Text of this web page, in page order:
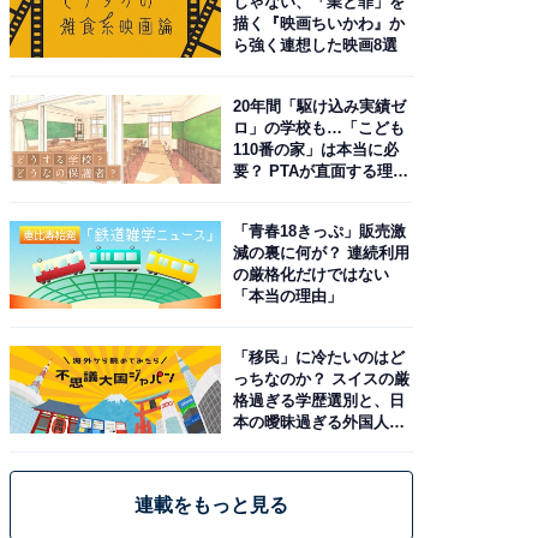
描く『映画ちいかわ』か
ら強く連想した映画8選
20年間「駆け込み実績ゼ
ロ」の学校も…「こども
110番の家」は本当に必
要？ PTAが直面する理想
「青春18きっぷ」販売激
減の裏に何が？ 連続利用
の厳格化だけではない
「本当の理由」
「移民」に冷たいのはど
っちなのか？ スイスの厳
格過ぎる学歴選別と、日
本の曖昧過ぎる外国人政
連載をもっと見る